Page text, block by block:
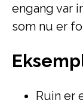
engang var
som nu er
Ruin er